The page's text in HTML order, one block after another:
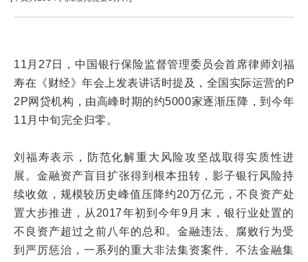
11月27日，中国银行保险监督管理委员会首席律师刘福
寿在《财经》年会上发表讲话时提及，全国实际运营的P
2P网贷机构，由高峰时期的约5000家逐渐压降，到今年
11月中旬完全归零。
刘福寿表示，防范化解重大风险攻坚战取得实质性进
展。金融资产盲目扩张得到根本扭转，影子银行风险持
续收敛，规模较历史峰值压降约20万亿元，不良资产处
置大步推进，从2017年初到今年9月末，银行业处置的
不良资产超过之前八年的总和。金融违法、腐败行为受
到严厉惩治，一系列的重大非法集资案件、不法金融集